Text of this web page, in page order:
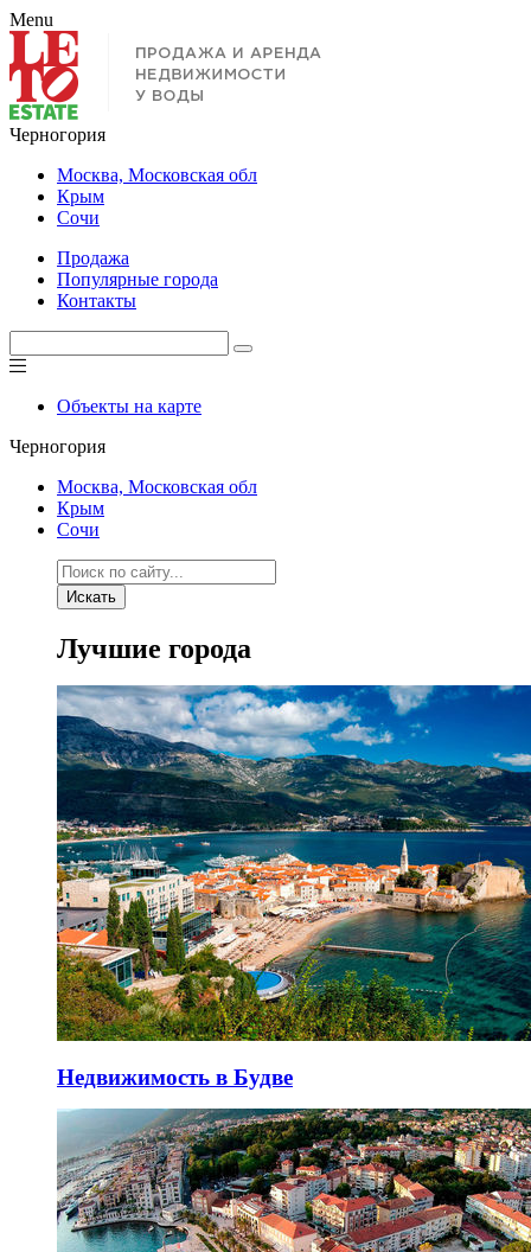
Menu
Черногория
Москва, Московская обл
Крым
Сочи
Продажа
Популярные города
Контакты
Объекты на карте
Черногория
Москва, Московская обл
Крым
Сочи
Искать
Лучшие города
Недвижимость в Будве